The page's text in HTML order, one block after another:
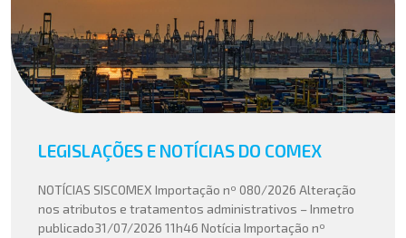
LEGISLAÇÕES E NOTÍCIAS DO COMEX
NOTÍCIAS SISCOMEX Importação nº 080/2026 Alteração
nos atributos e tratamentos administrativos – Inmetro
publicado31/07/2026 11h46 Notícia Importação nº